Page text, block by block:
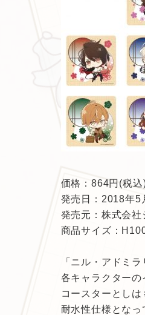
価格：864円(税込
発売日：2018年5
発売元：株式会社
商品サイズ：
「ニル・アドミ
各キャラクターの
コースターとし
耐水性仕様となっ